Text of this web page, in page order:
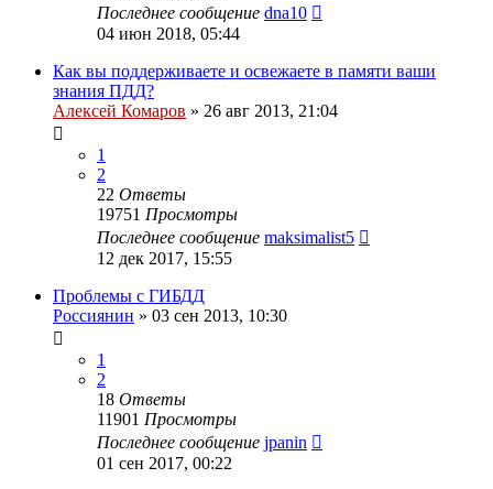
Последнее сообщение dna10
04 июн 2018, 05:44
Как вы поддерживаете и освежаете в памяти ваши
знания ПДД?
Алексей Комаров » 26 авг 2013, 21:04
1
2
22 Ответы
19751 Просмотры
Последнее сообщение maksimalist5
12 дек 2017, 15:55
Проблемы с ГИБДД
Россиянин » 03 сен 2013, 10:30
1
2
18 Ответы
11901 Просмотры
Последнее сообщение jpanin
01 сен 2017, 00:22